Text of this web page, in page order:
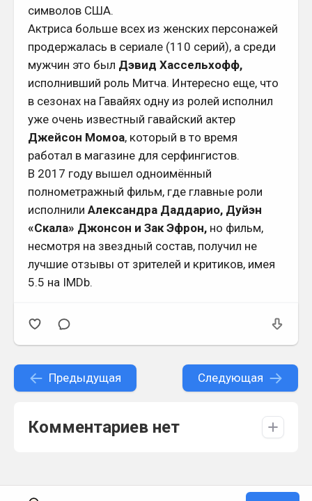
символов США.
Актриса больше всех из женских персонажей
продержалась в сериале (110 серий), а среди
мужчин это был Дэвид Хассельхофф,
исполнивший роль Митча. Интересно еще, что
в сезонах на Гавайях одну из ролей исполнил
уже очень известный гавайский актер
Джейсон Момоа, который в то время
работал в магазине для серфингистов.
В 2017 году вышел одноимённый
полнометражный фильм, где главные роли
исполнили Александра Даддарио, Дуйэн
«Скала» Джонсон и Зак Эфрон, но фильм,
несмотря на звездный состав, получил не
лучшие отзывы от зрителей и критиков, имея
5.5 на IMDb.
Предыдущая Следующая
Комментариев нет